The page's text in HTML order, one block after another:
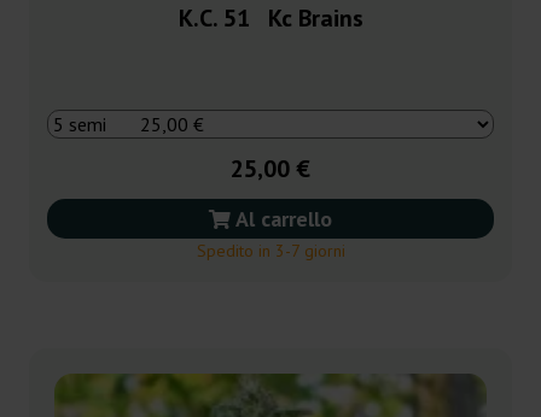
K.C. 51 Kc Brains
25,00 €
Al carrello
Spedito in 3-7 giorni